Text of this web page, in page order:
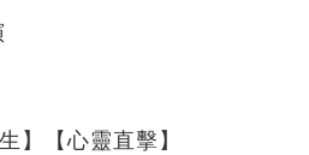
】【心靈直擊】